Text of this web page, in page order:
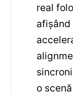
real
afișând
o